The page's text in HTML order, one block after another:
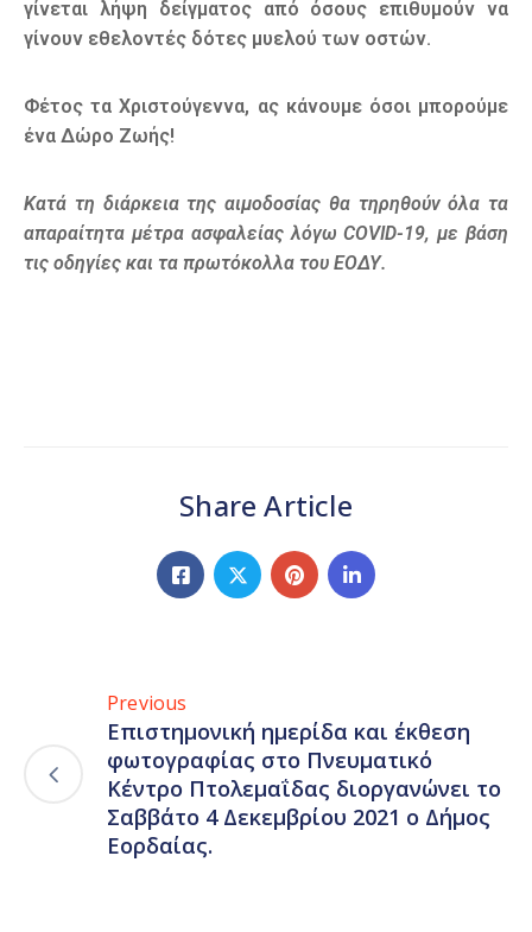
γίνεται λήψη δείγματος από όσους επιθυμούν να
γίνουν εθελοντές δότες μυελού των οστών.
Φέτος τα Χριστούγεννα, ας κάνουμε όσοι μπορούμε
ένα Δώρο Ζωής!
Κατά τη διάρκεια της αιμοδοσίας θα τηρηθούν όλα τα
απαραίτητα μέτρα ασφαλείας λόγω COVID-19, με βάση
τις οδηγίες και τα πρωτόκολλα του ΕΟΔΥ.
Share Article
Previous
Επιστημονική ημερίδα και έκθεση
φωτογραφίας στο Πνευματικό
Κέντρο Πτολεμαΐδας διοργανώνει το
Σαββάτο 4 Δεκεμβρίου 2021 ο Δήμος
Εορδαίας.